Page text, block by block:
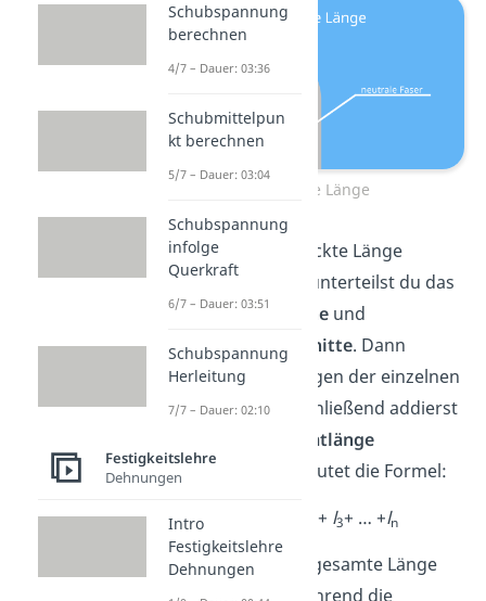
gestreckte Länge
Damit du die gestreckte Länge
berechnen kannst, unterteilst du das
Biegeteil ingebogeneund
ungebogene Abschnitte. Dann
rechnest du die Längen der einzelnen
Teilstücke aus. Anschließend addierst
Gesamtlänge
zusammen. Somit lautet die Formel:
+ l3+ … +ln
Gesamtsteht für die gesamte Länge
des Werkstücks, während die
Schubspannung
berechnen
4/7 – Dauer: 03:36
Schubmittelpun
kt berechnen
5/7 – Dauer: 03:04
Schubspannung
infolge
Querkraft
6/7 – Dauer: 03:51
Schubspannung
Herleitung
7/7 – Dauer: 02:10
Festigkeitslehre
Dehnungen
Intro
Festigkeitslehre
Dehnungen